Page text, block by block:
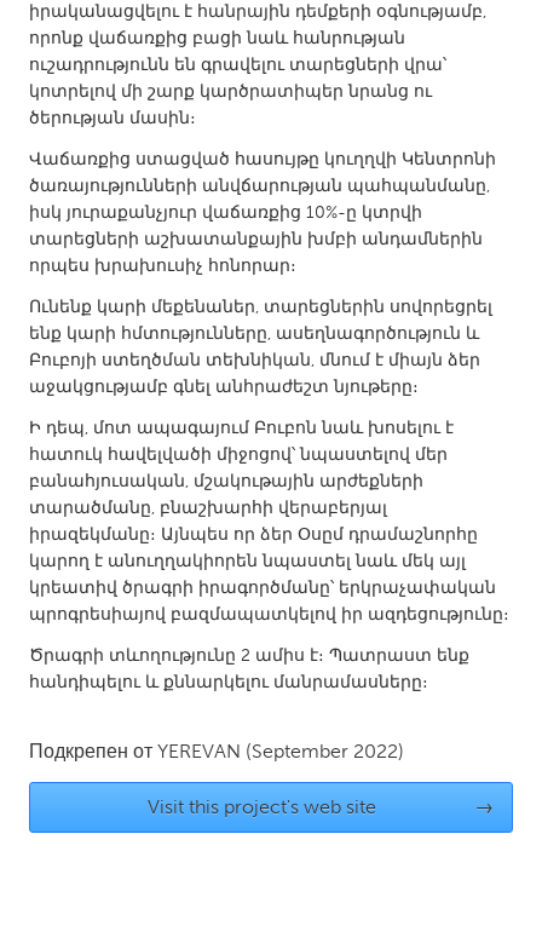
UNITED KINGDOM
Glasgow
UNITED STATES
Ann Arbor, MI
Austin, TX
Baltimore, MD
Boston, MA
Chicago, IL
Cleveland, OH
Detroit, MI
Durham, NC
Gloucester, MA
Hamilton-Wenham, MA
Ipswich, MA
Key West, FL
Los Angeles, CA
Miami, FL
New York City, NY
Newburgh, NY
Newburyport, MA
North Minneapolis, MN
Oahu, HI
Orlando, FL
Pittsburgh, PA
Portland, OR
Poughkeepsie, NY
Rhode Island
San Antonio, TX
իրականացվելու է հանրային դեմքերի օգնությամբ,
որոնք վաճառքից բացի նաև հանրության
ուշադրությունն են գրավելու տարեցների վրա՝
կոտրելով մի շարք կարծրատիպեր նրանց ու
ծերության մասին։
Վաճառքից ստացված հասույթը կուղղվի Կենտրոնի
ծառայությունների անվճարության պահպանմանը,
իսկ յուրաքանչյուր վաճառքից 10%-ը կտրվի
տարեցների աշխատանքային խմբի անդամներին
որպես խրախուսիչ հոնորար։
Ունենք կարի մեքենաներ, տարեցներին սովորեցրել
ենք կարի հմտությունները, ասեղնագործություն և
Բուբոյի ստեղծման տեխնիկան, մնում է միայն ձեր
աջակցությամբ գնել անհրաժեշտ նյութերը։
Ի դեպ, մոտ ապագայում Բուբոն նաև խոսելու է
հատուկ հավելվածի միջոցով՝ նպաստելով մեր
բանահյուսական, մշակութային արժեքների
տարածմանը, բնաշխարհի վերաբերյալ
իրազեկմանը։ Այնպես որ ձեր Օսըմ դրամաշնորհը
կարող է անուղղակիորեն նպաստել նաև մեկ այլ
կրեատիվ ծրագրի իրագործմանը՝ երկրաչափական
պրոգրեսիայով բազմապատկելով իր ազդեցությունը։
Ծրագրի տևողությունը 2 ամիս է։ Պատրաստ ենք
հանդիպելու և քննարկելու մանրամասները։
Подкрепен от YEREVAN (September 2022)
Visit this project's web site →